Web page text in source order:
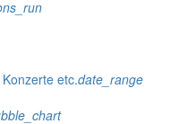
etc.date_range